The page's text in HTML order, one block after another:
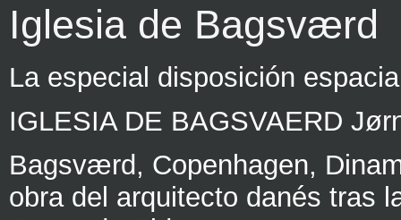
Iglesia de Bagsværd
La especial disposición
IGLESIA DE BAGSVAERD
Bagsværd, Copenhagen,
obra del arquitecto danés tras